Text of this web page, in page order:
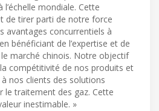
mondiale. Cette
de tirer parti de notre force
avantages concurrentiels à
bénéficiant de l’expertise et de
le marché chinois. Notre objectif
compétitivité de nos produits et
nos clients des solutions
le traitement des gaz. Cette
inestimable. »